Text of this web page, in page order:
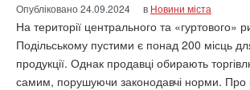
Опубліковано24.09.2024 в Новини міста
На території центрального та «гуртового»
Подільському пустими є понад 200 місць
продукції. Однак продавці обирають
самим, порушуючи законодавчі норми. Про